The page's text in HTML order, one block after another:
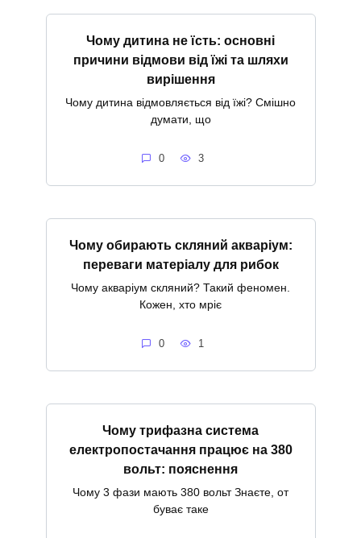
Чому дитина не їсть: основні
причини відмови від їжі та шляхи
вирішення
Чому дитина відмовляється від їжі? Смішно
думати, що
0 3
Чому обирають скляний акваріум:
переваги матеріалу для рибок
Чому акваріум скляний? Такий феномен.
Кожен, хто мріє
0 1
Чому трифазна система
електропостачання працює на 380
вольт: пояснення
Чому 3 фази мають 380 вольт Знаєте, от
буває таке